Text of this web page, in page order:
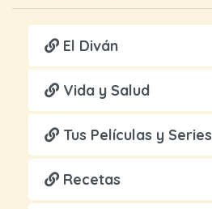
El Diván
Vida y Salud
Tus Películas y Series
Recetas